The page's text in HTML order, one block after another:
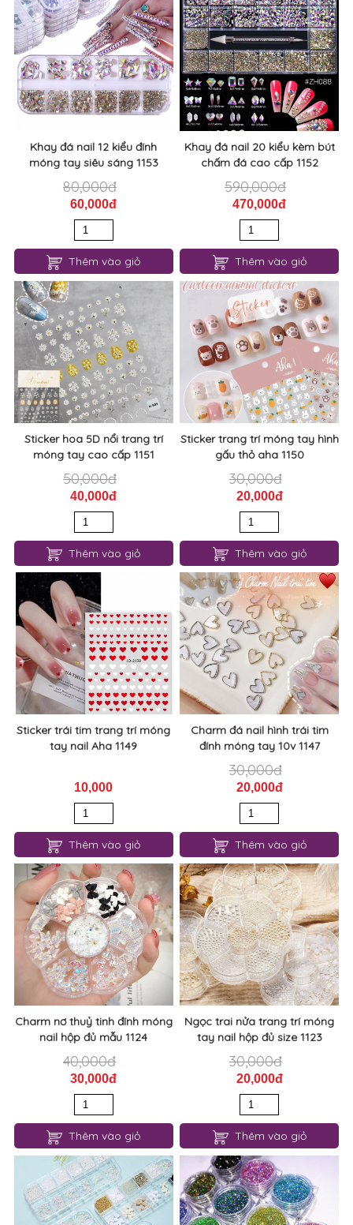
Khay đá nail 12 kiểu đính
móng tay siêu sáng 1153
80,000đ
60,000đ
Thêm vào giỏ
Khay đá nail 20 kiểu kèm bút
chấm đá cao cấp 1152
590,000đ
470,000đ
Thêm vào giỏ
Sticker hoa 5D nổi trang trí
móng tay cao cấp 1151
50,000đ
40,000đ
Thêm vào giỏ
Sticker trang trí móng tay hình
gấu thỏ aha 1150
30,000đ
20,000đ
Thêm vào giỏ
Sticker trái tim trang trí móng
tay nail Aha 1149
10,000
Thêm vào giỏ
Charm đá nail hình trái tim
đính móng tay 10v 1147
30,000đ
20,000đ
Thêm vào giỏ
Charm nơ thuỷ tinh đính móng
nail hộp đủ mẫu 1124
40,000đ
30,000đ
Thêm vào giỏ
Ngọc trai nửa trang trí móng
tay nail hộp đủ size 1123
30,000đ
20,000đ
Thêm vào giỏ